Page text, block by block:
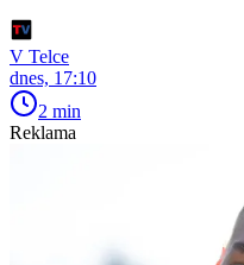
V Telce
dnes, 17:10
2 min
Reklama